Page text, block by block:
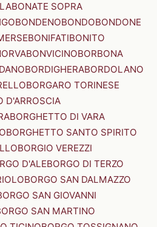
BONATE SOPRA
BONDENOBONDOBONDONE
BONIFATIBONITO
BONVICINOBORBONA
BORDIGHERABORDOLANO
BORGARO TORINESE
D'ARROSCIA
BORGHETTO DI VARA
BORGHETTO SANTO SPIRITO
BORGIO VEREZZI
D'ALEBORGO DI TERZO
BORGO SAN DALMAZZO
SAN GIOVANNI
SAN MARTINO